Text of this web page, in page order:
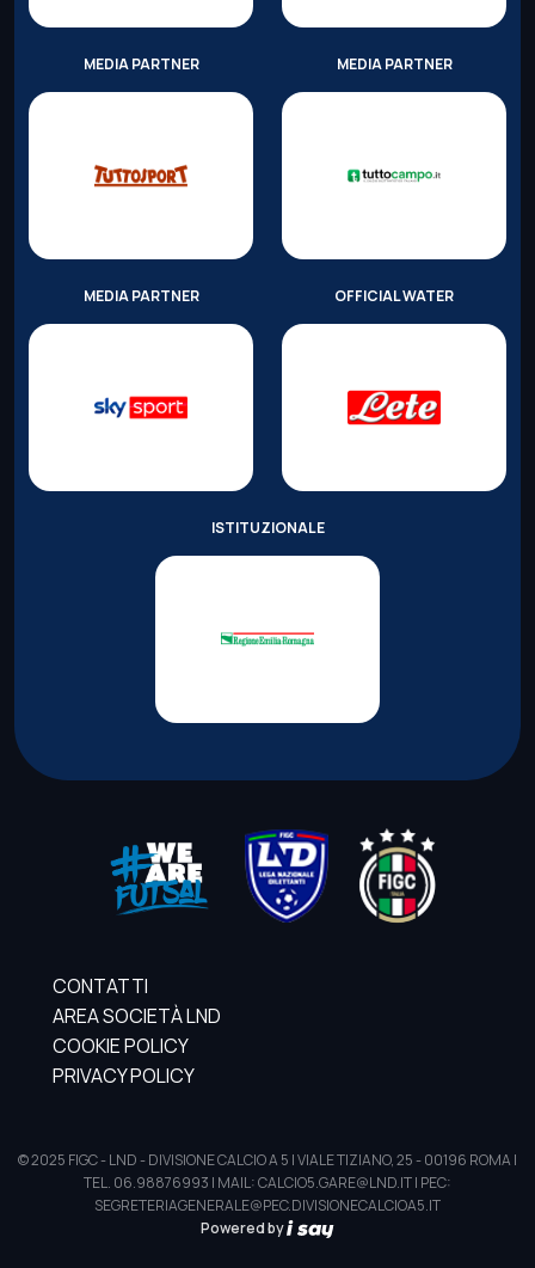
MEDIA PARTNER MEDIA PARTNER
MEDIA PARTNER OFFICIAL WATER
ISTITUZIONALE
CONTATTI
AREA SOCIETÀ LND
COOKIE POLICY
PRIVACY POLICY
© 2025 FIGC - LND - DIVISIONE CALCIO A 5 | VIALE TIZIANO, 25 - 00196 ROMA |
TEL. 06.98876993 | MAIL: CALCIO5.GARE@LND.IT | PEC:
SEGRETERIAGENERALE@PEC.DIVISIONECALCIOA5.IT
Powered by